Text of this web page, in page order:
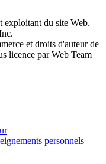
exploitant du site Web.
et droits d'auteur de
licence par Web Team
personnels